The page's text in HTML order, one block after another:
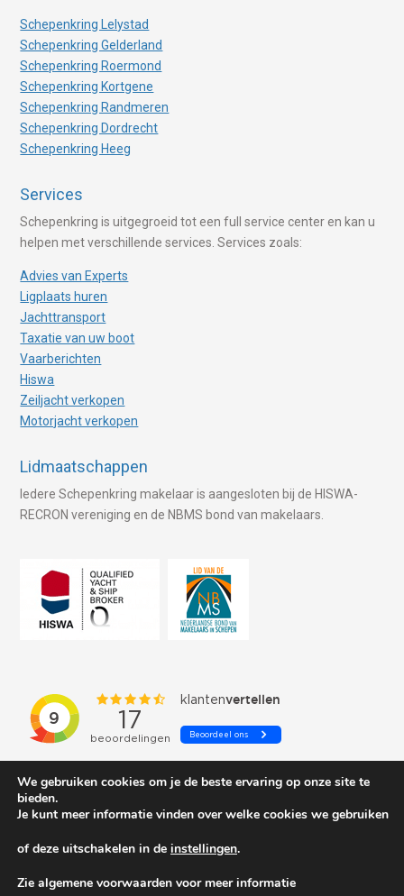
Schepenkring Lelystad
Schepenkring Gelderland
Schepenkring Roermond
Schepenkring Kortgene
Schepenkring Randmeren
Schepenkring Dordrecht
Schepenkring Heeg
Services
Schepenkring is uitgegroeid tot een full service center en kan u
helpen met verschillende services. Services zoals:
Advies van Experts
Ligplaats huren
Jachttransport
Taxatie van uw boot
Vaarberichten
Hiswa
Zeiljacht verkopen
Motorjacht verkopen
Lidmaatschappen
Iedere Schepenkring makelaar is aangesloten bij de HISWA-
RECRON vereniging en de NBMS bond van makelaars.
We gebruiken cookies om je de beste ervaring op onze site te
bieden.
Je kunt meer informatie vinden over welke cookies we gebruiken
of deze uitschakelen in de instellingen.
Zie algemene voorwaarden voor meer informatie